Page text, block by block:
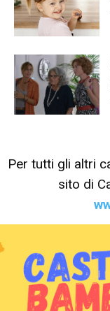
Per tutti gli altri
sito di